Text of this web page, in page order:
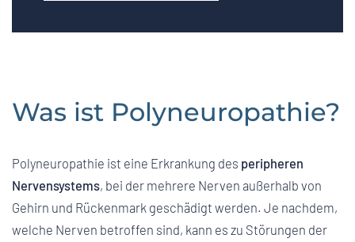
Was ist Polyneuropathie?
Polyneuropathie ist eine Erkrankung des peripheren
Nervensystems, bei der mehrere Nerven außerhalb von
Gehirn und Rückenmark geschädigt werden. Je nachdem,
welche Nerven betroffen sind, kann es zu Störungen der